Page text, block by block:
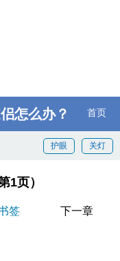
怎么办？ 首页
关灯
护眼
1页）
签 下一章